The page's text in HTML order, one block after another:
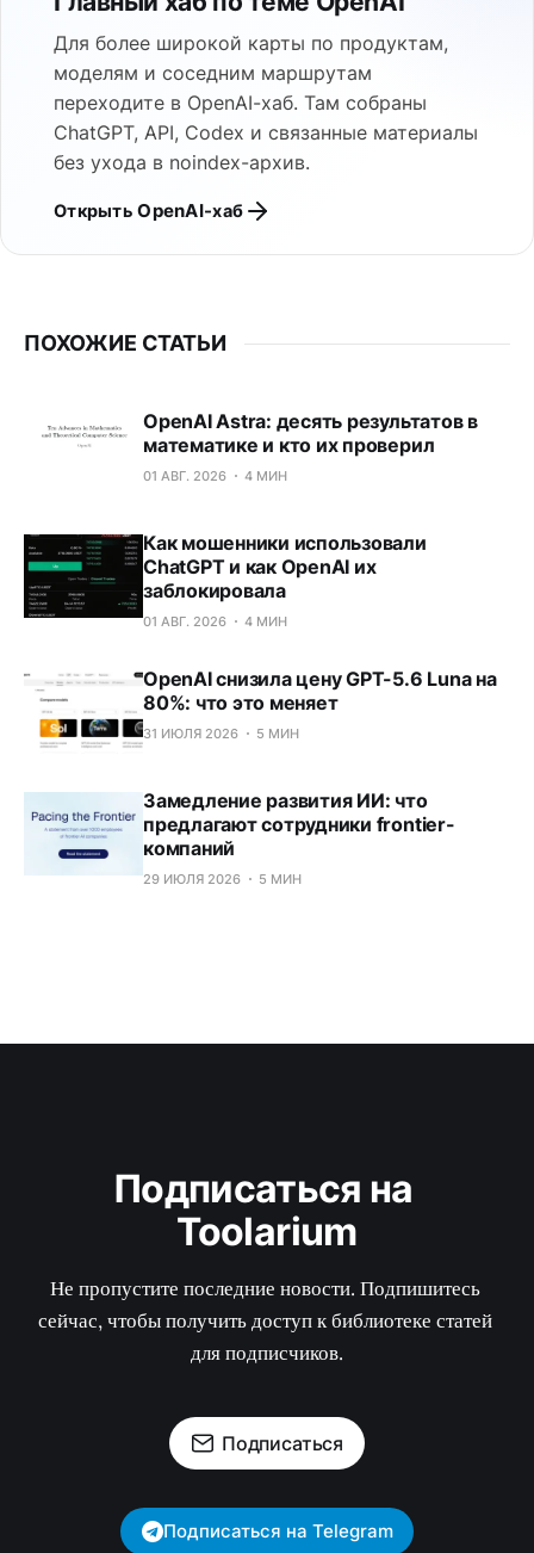
Для более широкой карты по продуктам,
моделям и соседним маршрутам
переходите в OpenAI-хаб. Там собраны
ChatGPT, API, Codex и связанные материалы
без ухода в noindex-архив.
Открыть OpenAI-хаб
ПОХОЖИЕ СТАТЬИ
OpenAI Astra: десять результатов в
математике и кто их проверил
01 АВГ. 2026 4 МИН
Как мошенники использовали
ChatGPT и как OpenAI их
заблокировала
01 АВГ. 2026 4 МИН
OpenAI снизила цену GPT-5.6 Luna на
80%: что это меняет
31 ИЮЛЯ 2026 5 МИН
Замедление развития ИИ: что
предлагают сотрудники frontier-
компаний
29 ИЮЛЯ 2026 5 МИН
Подписаться на
Toolarium
Не пропустите последние новости. Подпишитесь
сейчас, чтобы получить доступ к библиотеке статей
для подписчиков.
Подписаться
Подписаться на Telegram